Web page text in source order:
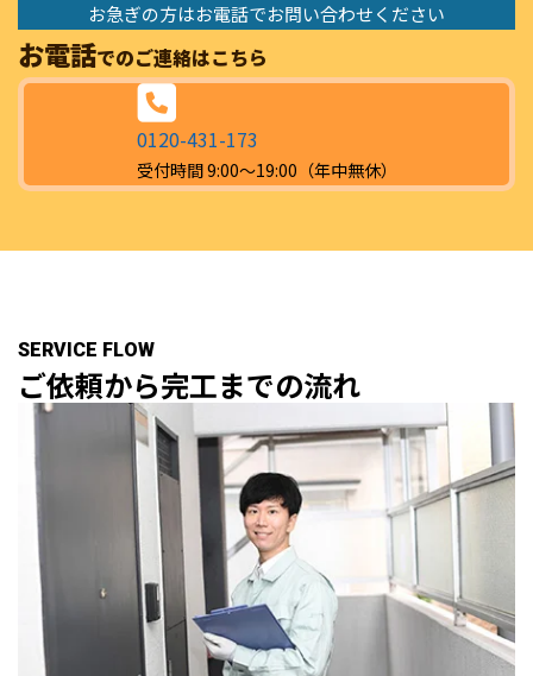
お急ぎの方はお電話でお問い合わせください
お電話でのご連絡はこちら
0120-431-173
受付時間 9:00～19:00（年中無休）
SERVICE FLOW
ご依頼から完工までの流れ